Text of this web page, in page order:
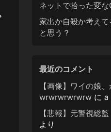
ネットで拾った変
家出か自殺か考え
と思う？
最近のコメント
【画像】ワイの娘
wrwrwrwrwrwに a
【悲報】元警視総
より